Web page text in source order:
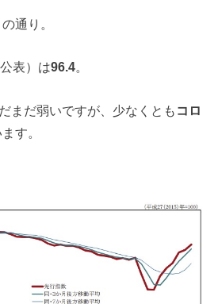
通り。
表）は96.4。
まだ弱いですが、少なくとも コロ
す。